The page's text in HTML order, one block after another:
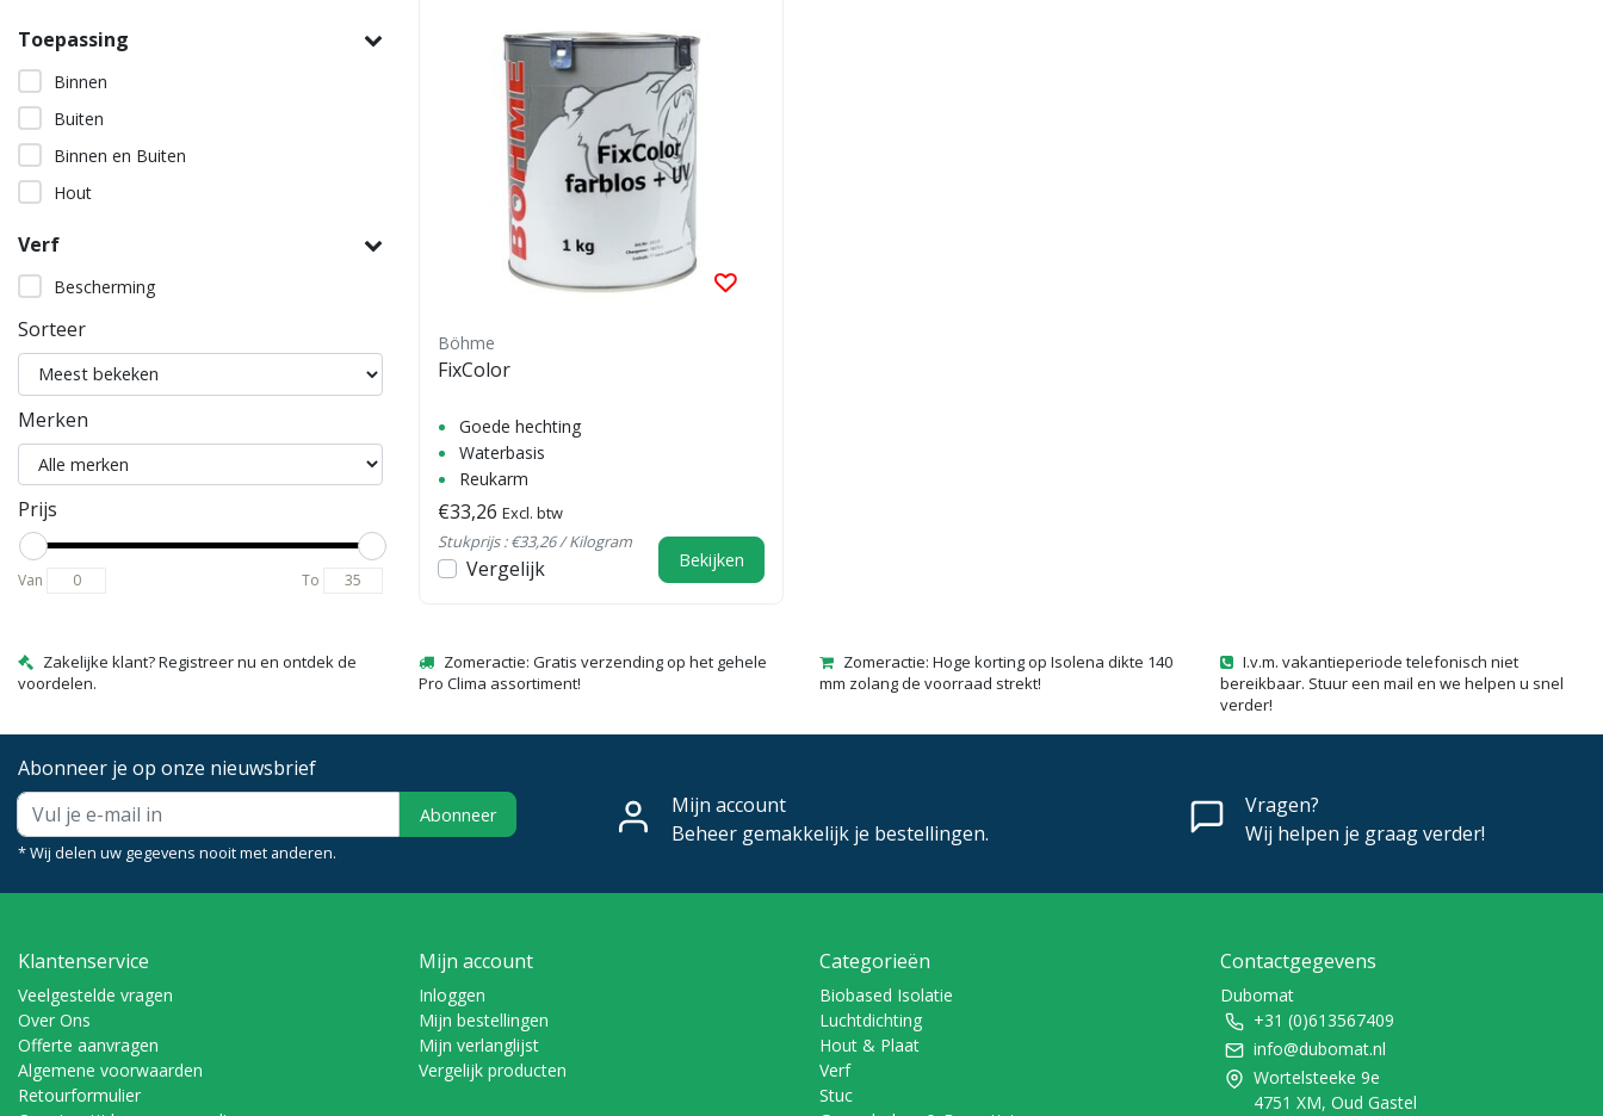
Toepassing
Binnen
Buiten
Binnen en Buiten
Hout
Verf
Bescherming
Sorteer
Merken
Prijs
Van To
Böhme
FixColor
Goede hechting
Waterbasis
Reukarm
€33,26 Excl. btw
Stukprijs : €33,26 / Kilogram
Vergelijk Bekijken
Zakelijke klant? Registreer nu en ontdek de
voordelen.
Zomeractie: Gratis verzending op het gehele
Pro Clima assortiment!
Zomeractie: Hoge korting op Isolena dikte 140
mm zolang de voorraad strekt!
I.v.m. vakantieperiode telefonisch niet
bereikbaar. Stuur een mail en we helpen u snel
verder!
Abonneer je op onze nieuwsbrief
Abonneer
* Wij delen uw gegevens nooit met anderen.
Mijn account
Beheer gemakkelijk je bestellingen.
Vragen?
Wij helpen je graag verder!
Klantenservice
Veelgestelde vragen
Over Ons
Offerte aanvragen
Algemene voorwaarden
Retourformulier
Mijn account
Inloggen
Mijn bestellingen
Mijn verlanglijst
Vergelijk producten
Categorieën
Biobased Isolatie
Luchtdichting
Hout & Plaat
Verf
Stuc
Contactgegevens
Dubomat
+31 (0)613567409
info@dubomat.nl
Wortelsteeke 9e
4751 XM, Oud Gastel